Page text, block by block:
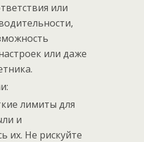
или
или даже
лимиты для
и
их. Не рискуйте